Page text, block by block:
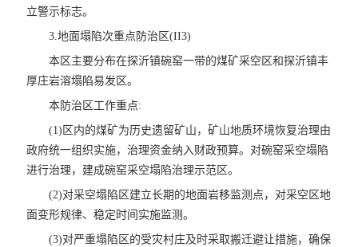
立警示标志。
3.地面塌陷次重点防治区(II3)
本区主要分布在探沂镇碗窑一带的煤矿采空区和探沂镇丰
厚庄岩溶塌陷易发区。
本防治区工作重点:
(1)区内的煤矿为历史遗留矿山，矿山地质环境恢复治理由
政府统一组织实施，治理资金纳入财政预算。对碗窑采空塌陷
进行治理，建成碗窑采空塌陷治理示范区。
(2)对采空塌陷区建立长期的地面岩移监测点，对采空区地
面变形规律、稳定时间实施监测。
(3)对严重塌陷区的受灾村庄及时采取搬迁避让措施，确保